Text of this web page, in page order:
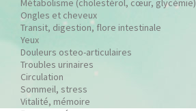
Métabolisme (cholestérol, cœur, glycémie)
Ongles et cheveux
Transit, digestion, flore intestinale
Yeux
Douleurs osteo-articulaires
Troubles urinaires
Circulation
Sommeil, stress
Vitalité, mémoire